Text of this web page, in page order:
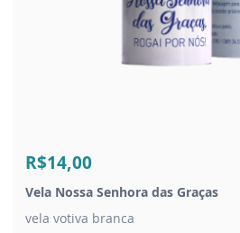
R$14,00
Vela Nossa Senhora das Graças
vela votiva branca